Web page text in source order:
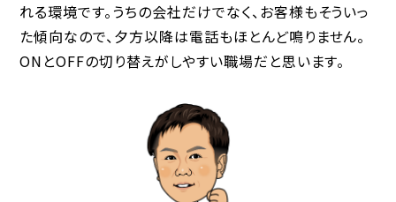
れる環境です。うちの会社だけでなく、お客様もそういっ
た傾向なので、夕方以降は電話もほとんど鳴りません。
ONとOFFの切り替えがしやすい職場だと思います。